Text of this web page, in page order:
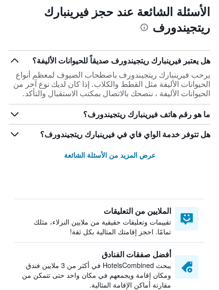
الأسئلة الشائعة عند حجز فيرينبارك
ريتجيندورف
هل يعتبر فيرينبارك ريتجيندورف صديقاً للحيوانات الأليفة؟
يرحب فيرينبارك ريتجيندورف باصطحاب الضيوف لمعظم أنواع
الحيوانات الأليفة مثل القطط والكلاب. إذا كان لديك نوع آخر من
الحيوانات الأليفة ، ننصحك بالاتصال بمكتب الاستقبال والتأكد.
ما هو رقم هاتف فيرينبارك ريتجيندورف؟
هل تتوفر خدمة الواي فاي في فيرينبارك ريتجيندورف؟
عرض المزيد من الأسئلة الشائعة
الملايين من التعليقات
تقييمات وتعليقات حقيقية من ملايين النزلاء، مثلك
تمامًا. احجز إقامتك المثالية بكل ثقة!
أفضل صفقات الفنادق
يبحث HotelsCombined في أكثر من 3 ملايين فندق
ومكان إقامة ويجمعهم في مكان واحد حتى تتمكن من
مقارنة أماكن الإقامة المثالية.